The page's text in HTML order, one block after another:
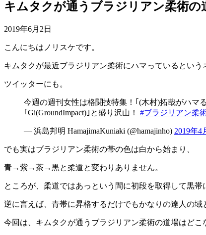
キムタクが通うブラジリアン柔術
2019年6月2日
こんにちはノリスケです。
キムタクが最近ブラジリアン柔術にハマっているとい
ツイッターにも。
今週の週刊女性は格闘技特集！｢(木村)拓哉がハマ
｢Gi(GroundImpact)｣と盛り沢山！ #ブラジリアン柔
— 浜島邦明 HamajimaKuniaki (@hamajinho) 2019年4
でも実はブラジリアン柔術の帯の色は白から始まり、
青→紫→茶→黒と柔道と変わりありません。
ところが、柔道ではあっという間に初段を取得して黒
逆に言えば、青帯に昇格するだけでもかなりの達人の域
今回は、キムタクが通うブラジリアン柔術の道場はど